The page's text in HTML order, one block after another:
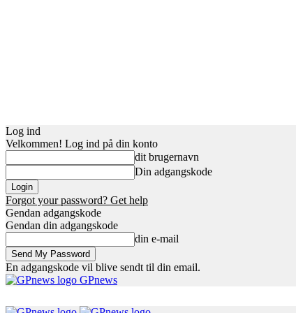
Log ind
Velkommen! Log ind på din konto
dit brugernavn
Din adgangskode
Forgot your password? Get help
Gendan adgangskode
Gendan din adgangskode
din e-mail
En adgangskode vil blive sendt til din email.
GPnews